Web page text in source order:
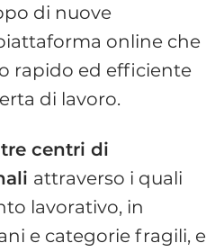
di nuove
online che
rapido ed efficiente
di lavoro.
centri di
attraverso i quali
lavorativo, in
e categorie fragili, e